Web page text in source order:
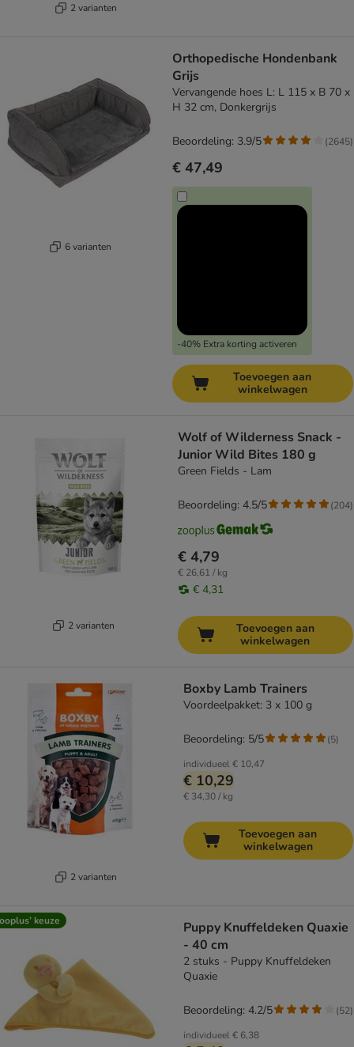
2 varianten
6 varianten
Orthopedische Hondenbank
Grijs
Vervangende hoes L: L 115 x B 70 x
H 32 cm, Donkergrijs
€ 47,49
-40% Extra korting activeren
Beoordeling: 3.9/5 (2645)
Toevoegen aan
winkelwagen
2 varianten
Wolf of Wilderness Snack -
Junior Wild Bites 180 g
Green Fields - Lam
€ 4,79
€ 26,61 / kg
€ 4,31
Beoordeling: 4.5/5 (204)
Toevoegen aan
winkelwagen
2 varianten
Boxby Lamb Trainers
Voordeelpakket: 3 x 100 g
individueel€ 10,47
€ 10,29
€ 34,30 / kg
Beoordeling: 5/5 (5)
Toevoegen aan
winkelwagen
keuze
Puppy Knuffeldeken Quaxie
- 40 cm
2 stuks - Puppy Knuffeldeken
Quaxie
individueel€ 6,38
Beoordeling: 4.2/5 (52)